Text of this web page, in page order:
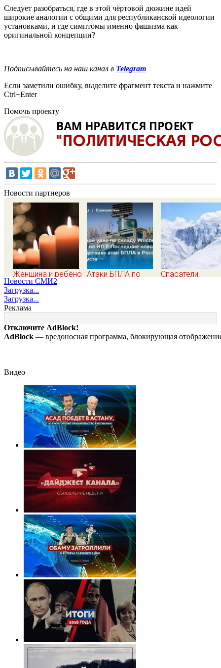
Следует разобраться, где в этой чёртовой дюжине идей
широкие аналогии с общими для республиканской идеологии
установками, и где симптомы именно фашизма как
оригинальной концепции?
Подписывайтесь на наш канал в Telegram
Если заметили ошибку, выделите фрагмент текста и нажмите
Ctrl+Enter
Помочь проекту
Новости партнеров
Женщина и ребёнок
погибли из-за
непогоды в
Смоленске
Атаки БПЛА по
последствия, атаки
на склады
Wildberries,
Спасатели
Наговицыной с
семитысячника
Новости СМИ2
Загрузка...
Загрузка...
Реклама
Отключите AdBlock!
AdBlock — вредоносная программа, блокирующая
Видео